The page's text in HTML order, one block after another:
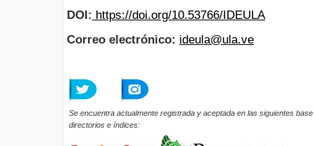
DOI: https://doi.org/10.53766/IDEULA
Correo electrónico: ideula@ula.ve
Se encuentra actualmente registrada y aceptada en las siguientes base
directorios e índices: